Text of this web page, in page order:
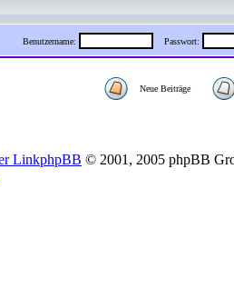
Benutzername: Passwort:
Neue Beiträge
phpBB © 2001, 2005 phpBB